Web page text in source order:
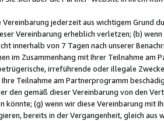
Vereinbarung jederzeit aus wichtigem Grund
Vereinbarung erheblich verletzen; (b)
innerhalb von 7 Tagen nach unserer
im Zusammenhang mit Ihrer Teilnahme am
irreführende oder illegale
Teilnahme am Partnerprogramm
den gemäß dieser Vereinbarung von den
(g) wenn wir diese Vereinbarung mit
bereits in der Vergangenheit, gleich